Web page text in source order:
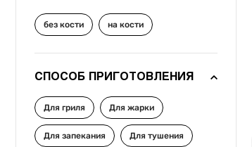
без кости на кости
СПОСОБ ПРИГОТОВЛЕНИЯ
Для гриля Для жарки
Для запекания Для тушения